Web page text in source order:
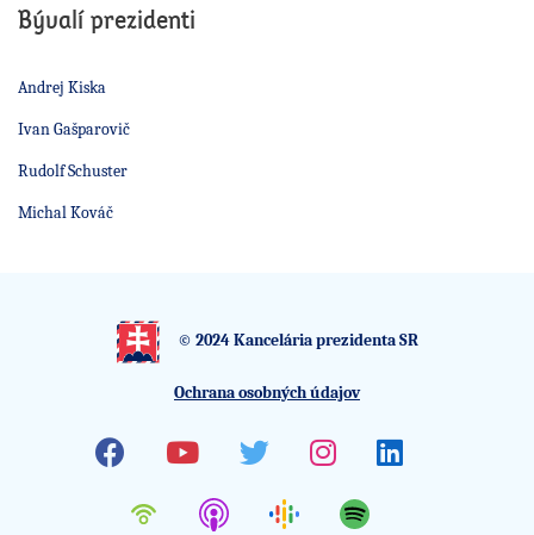
Bývalí prezidenti
Andrej Kiska
Ivan Gašparovič
Rudolf Schuster
Michal Kováč
© 2024 Kancelária prezidenta SR
Ochrana osobných údajov
FacebookYoutubeTwitterInstagramLinkedin